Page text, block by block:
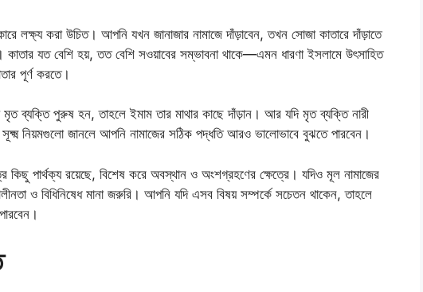
লক্ষ্য করা উচিত। আপনি যখন জানাজার নামাজে দাঁড়াবেন, তখন সোজা কাতারে দাঁড়াতে
কাতার যত বেশি হয়, তত বেশি সওয়াবের সম্ভাবনা থাকে—এমন ধারণা ইসলামে উৎসাহিত
পূর্ণ করতে।
ব্যক্তি পুরুষ হন, তাহলে ইমাম তার মাথার কাছে দাঁড়ান। আর যদি মৃত ব্যক্তি নারী
নিয়মগুলো জানলে আপনি নামাজের সঠিক পদ্ধতি আরও ভালোভাবে বুঝতে পারবেন।
কিছু পার্থক্য রয়েছে, বিশেষ করে অবস্থান ও অংশগ্রহণের ক্ষেত্রে। যদিও মূল নামাজের
ও বিধিনিষেধ মানা জরুরি। আপনি যদি এসব বিষয় সম্পর্কে সচেতন থাকেন, তাহলে